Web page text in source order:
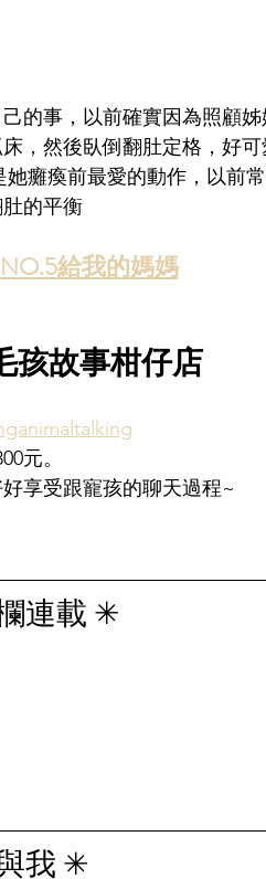
的事，以前確實因為照顧
，然後臥倒翻肚定格，好
癱瘓前最愛的動作，以前
的平衡
給我的媽媽
孩故事柑仔店
元。
享受跟寵孩的聊天過程~
連載 ✳︎
我 ✳︎